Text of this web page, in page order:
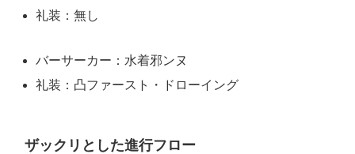
礼装：無し
バーサーカー：水着邪ンヌ
礼装：凸ファースト・ドローイング
ザックリとした進行フロー